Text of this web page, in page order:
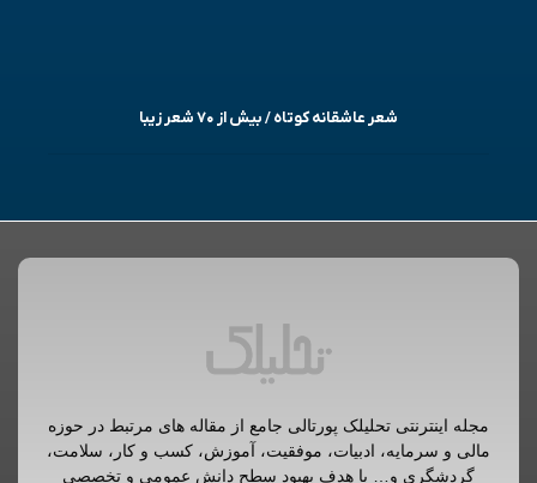
شعر عاشقانه کوتاه / بیش از ۷۰ شعر زیبا
مجله اینترنتی تحلیلک پورتالی جامع از مقاله های مرتبط در حوزه
مالی و سرمایه، ادبیات، موفقیت، آموزش، کسب و کار، سلامت،
گردشگری و… با هدف بهبود سطح دانش عمومی و تخصصی